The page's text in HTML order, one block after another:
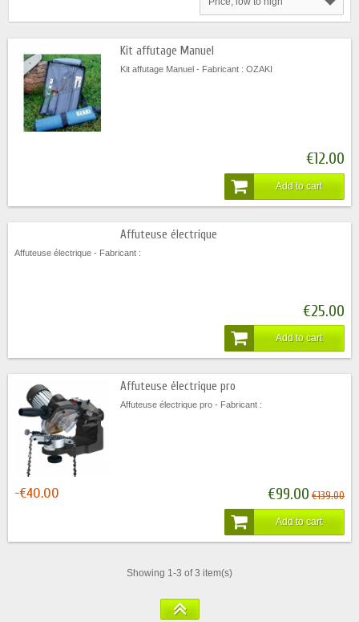
Kit affutage Manuel
Kit affutage Manuel - Fabricant : OZAKI
€12.00
Add to cart
Affuteuse électrique
Affuteuse électrique - Fabricant :
€25.00
Add to cart
Affuteuse électrique pro
Affuteuse électrique pro - Fabricant :
-€40.00 €99.00 €139.00
Add to cart
Showing 1-3 of 3 item(s)